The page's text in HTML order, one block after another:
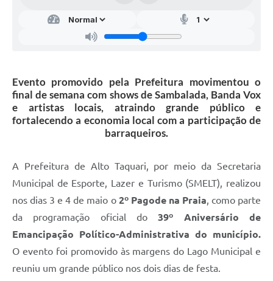
Evento promovido pela Prefeitura movimentou o
final de semana com shows de Sambalada, Banda Vox
e artistas locais, atraindo grande público e
fortalecendo a economia local com a participação de
barraqueiros.
A Prefeitura de Alto Taquari, por meio da Secretaria
Municipal de Esporte, Lazer e Turismo (SMELT), realizou
nos dias 3 e 4 de maio o 2º Pagode na Praia , como parte
da programação oficial do39º Aniversário de
Emancipação Político-Administrativa do município.
O evento foi promovido às margens do Lago Municipal e
reuniu um grande público nos dois dias de festa.